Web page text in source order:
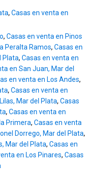
, Casas en venta en
, Casas en venta en Pinos
Peralta Ramos, Casas en
Plata, Casas en venta en
en San Juan, Mar del
en venta en Los Andes,
, Casas en venta en
Mar del Plata, Casas
, Casas en venta en
Primera, Casas en venta
Dorrego, Mar del Plata,
Mar del Plata, Casas en
en Los Pinares, Casas